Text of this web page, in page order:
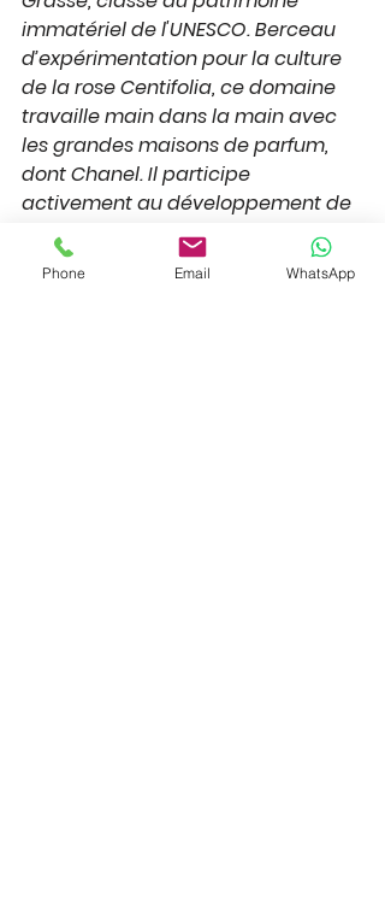
immatériel de l'UNESCO. Berceau
d’expérimentation pour la culture
de la rose Centifolia, ce domaine
travaille main dans la main avec
les grandes maisons de parfum,
dont Chanel. Il participe
activement au développement de
pratiques agricoles durables pour
protéger cette fleur rare. La récolte
Phone Email WhatsApp